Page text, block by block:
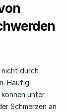
nicht durch
Häufig
unter
Schmerzen an